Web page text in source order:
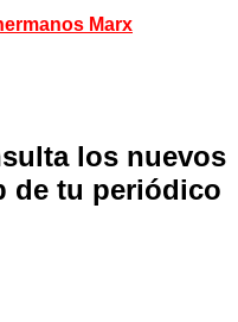
Marx
los nuevos
de tu periódico